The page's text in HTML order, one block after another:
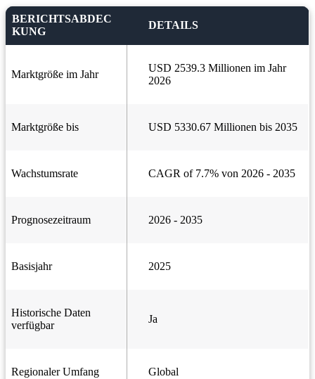
BERICHTSABDEC
KUNG
DETAILS
Marktgröße im Jahr
USD 2539.3 Millionen im Jahr
2026
Marktgröße bis USD 5330.67 Millionen bis 2035
Wachstumsrate CAGR of 7.7% von 2026 - 2035
Prognosezeitraum 2026 - 2035
Basisjahr 2025
Historische Daten
verfügbar
Ja
Regionaler Umfang Global